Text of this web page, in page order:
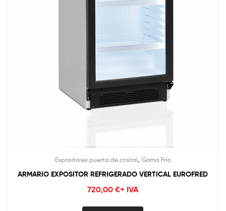
Expositores puerta de cristal, Gama Frío
ARMARIO EXPOSITOR REFRIGERADO VERTICAL EUROFRED
720,00 €+ IVA